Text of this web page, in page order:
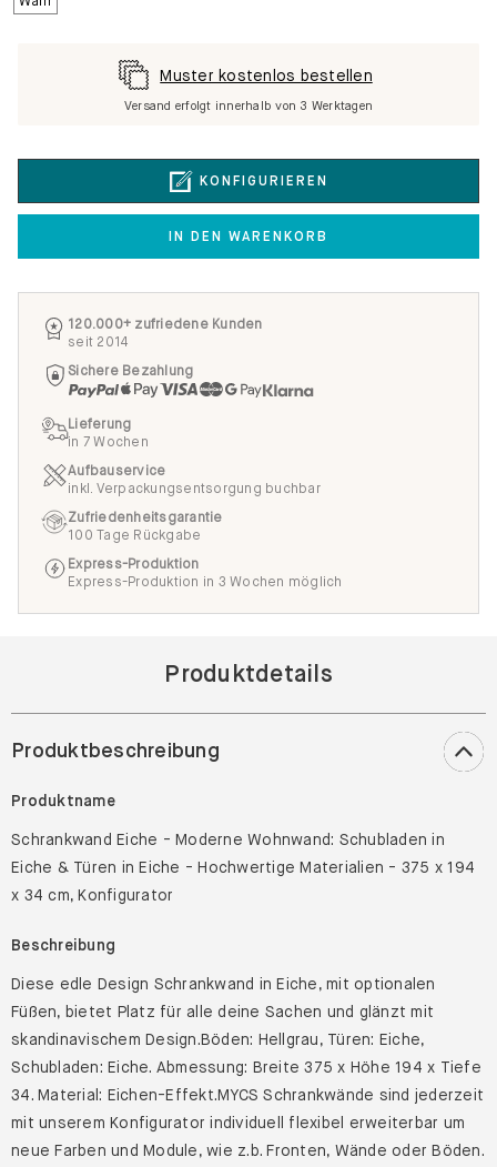
KONFIGURIEREN
IN DEN WARENKORB
Muster kostenlos bestellen
Versand erfolgt innerhalb von 3 Werktagen
120.000+ zufriedene Kunden
seit 2014
Sichere Bezahlung
Lieferung
in 7 Wochen
Aufbauservice
inkl. Verpackungsentsorgung buchbar
Zufriedenheitsgarantie
100 Tage Rückgabe
Express-Produktion
Express-Produktion in 3 Wochen möglich
Produktdetails
Produktbeschreibung
Produktname
Schrankwand Eiche - Moderne Wohnwand: Schubladen in
Eiche & Türen in Eiche - Hochwertige Materialien - 375 x 194
x 34 cm, Konfigurator
Beschreibung
Diese edle Design Schrankwand in Eiche, mit optionalen
Füßen, bietet Platz für alle deine Sachen und glänzt mit
skandinavischem Design.Böden: Hellgrau, Türen: Eiche,
Schubladen: Eiche. Abmessung: Breite 375 x Höhe 194 x Tiefe
34. Material: Eichen-Effekt.MYCS Schrankwände sind jederzeit
mit unserem Konfigurator individuell flexibel erweiterbar um
neue Farben und Module, wie z.b. Fronten, Wände oder Böden.